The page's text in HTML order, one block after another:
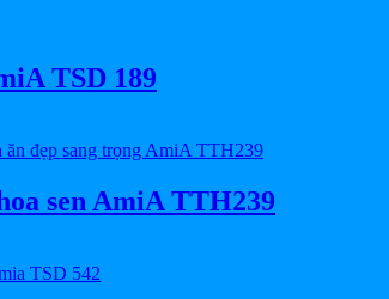
TSD 189
sen AmiA TTH239